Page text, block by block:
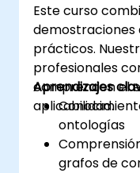
uso de
MagicDraw/
Este curso
prácticos.
profesionales
comprenden el
aplicabilidad.
Aprendizajes
ontologías
grafos de